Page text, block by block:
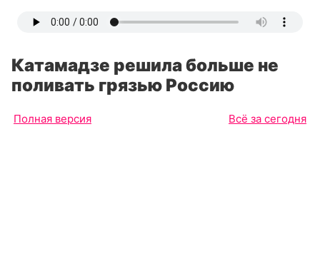
Катамадзе решила больше не
поливать грязью Россию
Полная версия Всё за сегодня